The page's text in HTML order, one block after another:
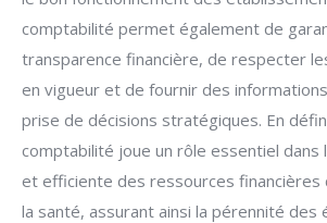
comptabilité permet également de
transparence financière, de respecter
en vigueur et de fournir des
prise de décisions stratégiques. En
comptabilité joue un rôle essentiel dans
et efficiente des ressources financières
la santé, assurant ainsi la pérennité des